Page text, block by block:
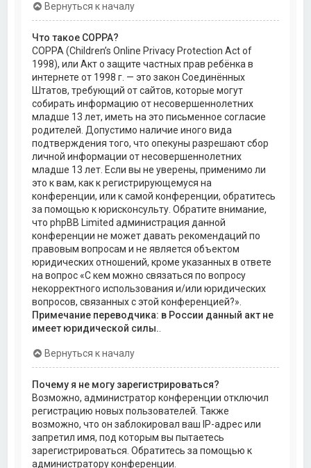
Вернуться к началу
Что такое COPPA?
COPPA (Children’s Online Privacy Protection Act of
1998), или Акт о защите частных прав ребёнка в
интернете от 1998 г. — это закон Соединённых
Штатов, требующий от сайтов, которые могут
собирать информацию от несовершеннолетних
младше 13 лет, иметь на это письменное согласие
родителей. Допустимо наличие иного вида
подтверждения того, что опекуны разрешают сбор
личной информации от несовершеннолетних
младше 13 лет. Если вы не уверены, применимо ли
это к вам, как к регистрирующемуся на
конференции, или к самой конференции, обратитесь
за помощью к юрисконсульту. Обратите внимание,
что phpBB Limited администрация данной
конференции не может давать рекомендаций по
правовым вопросам и не является объектом
юридических отношений, кроме указанных в ответе
на вопрос «С кем можно связаться по вопросу
некорректного использования и/или юридических
вопросов, связанных с этой конференцией?».
Примечание переводчика: в России данный акт не
имеет юридической силы.
Вернуться к началу
Почему я не могу зарегистрироваться?
Возможно, администратор конференции отключил
регистрацию новых пользователей. Также
возможно, что он заблокировал ваш IP-адрес или
запретил имя, под которым вы пытаетесь
зарегистрироваться. Обратитесь за помощью к
администратору конференции.